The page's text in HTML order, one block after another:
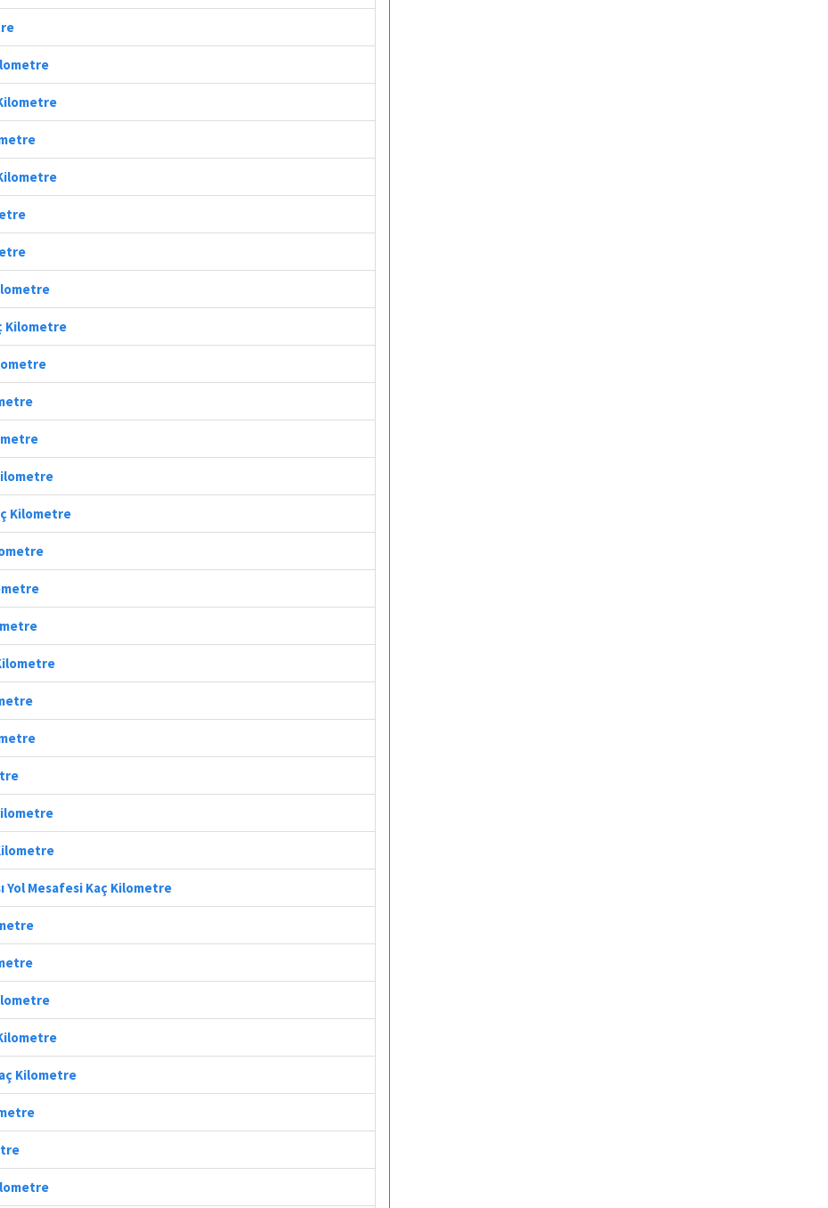
Kilometre
Kilometre
Yol Mesafesi Kaç Kilometre
Kilometre